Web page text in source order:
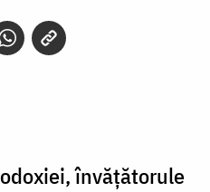
învăţătorule